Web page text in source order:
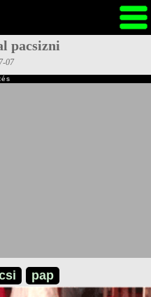
pacsizni
07
pap